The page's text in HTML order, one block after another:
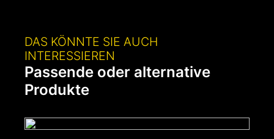
Passende oder alternative
Produkte
DAS KÖNNTE SIE AUCH
INTERESSIEREN